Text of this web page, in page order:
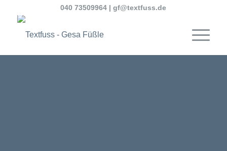
040 73509964 |gf@textfuss.de